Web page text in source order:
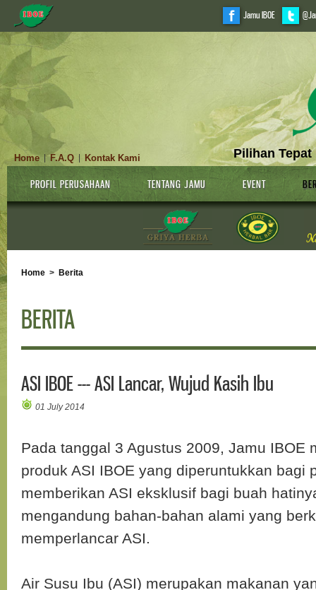
Jamu IBOE
Pilihan Tepat
Home |F.A.Q Kontak Kami
PROFIL PERUSAHAAN TENTANG JAMU EVENT
Home > Berita
BERITA
ASI IBOE --- ASI Lancar, Wujud Kasih Ibu
01 July 2014
Pada tanggal 3 Agustus 2009, Jamu IBOE
produk ASI IBOE yang diperuntukkan bagi
memberikan ASI eksklusif bagi buah
mengandung bahan-bahan alami yang
memperlancar ASI.
Air Susu Ibu (ASI) merupakan makanan